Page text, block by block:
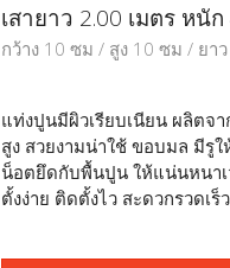
เสายาว 2.00 เมตร หนั
กว้าง 10 ซม / สูง 10 ซม / ยา
แท่งปูนมีผิวเรียบเนียน ผลิตจ
สูง สวยงามน่าใช้ ขอบมล มีรู
น็อตยึดกับพื้นปูน ให้แน่นหนาเ
ตั้งง่าย ติดตั้งไว สะดวกรวดเร็ว